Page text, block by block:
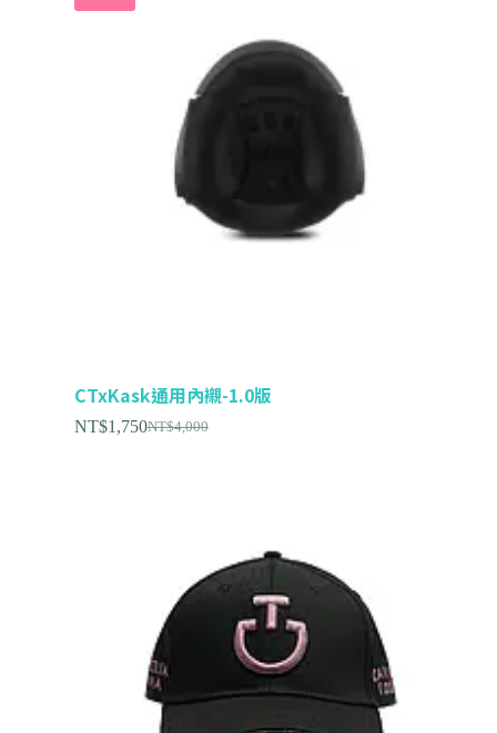
CTxKask通用內襯-1.0版
NT$4,000
NT$1,750